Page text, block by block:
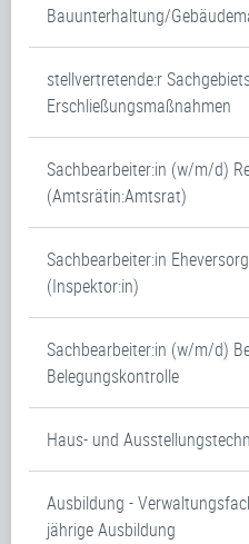
Bauunterhaltung/
stellvertretende:r
Erschließungsmaßnahmen
Sachbearbeiter:in (w/m/d)
(Amtsrätin:Amtsrat)
Sachbearbeiter:in
(Inspektor:in)
Sachbearbeiter:in (w/m/d)
Belegungskontrolle
Haus- und
Ausbildung -
jährige Ausbildung